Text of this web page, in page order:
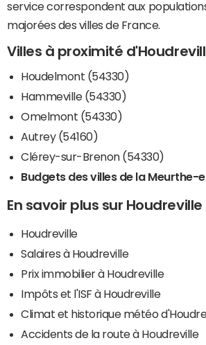
service correspondent aux
majorées des villes de France.
Villes à proximité
Houdelmont (54330)
Hammeville (54330)
Omelmont (54330)
Autrey (54160)
Clérey-sur-Brenon (54330)
Budgets des villes de la Meurthe-
En savoir plus sur Houdreville
Houdreville
Salaires à Houdreville
Prix immobilier à Houdreville
Impôts et l'ISF à Houdreville
Climat et historique météo
Accidents de la route à Houdreville